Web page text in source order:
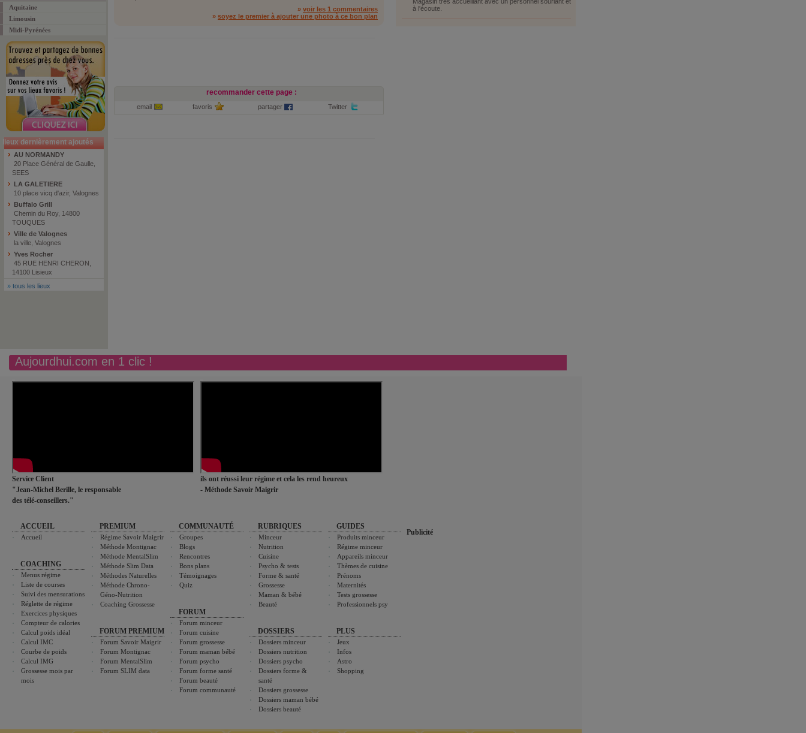
Aquitaine
Limousin
Midi-Pyrénées
lieux dernièrement ajoutés
AU NORMANDY
20 Place Général de Gaulle,
SEES
LA GALETIERE
10 place vicq d'azir, Valognes
Buffalo Grill
Chemin du Roy, 14800
TOUQUES
Ville de Valognes
la ville, Valognes
Yves Rocher
45 RUE HENRI CHERON,
14100 Lisieux
» tous les lieux
» voir les 1 commentaires
» soyez le premier à ajouter une photo à ce bon plan
recommander cette page :
email favoris partager Twitter
à l'écoute.
Aujourdhui.com en 1 clic !
Service Client
"Jean-Michel Berille, le responsable
des télé-conseillers."
ils ont réussi leur régime et cela les rend heureux
- Méthode Savoir Maigrir
ACCUEIL
Accueil
COACHING
Menus régime
Liste de courses
Suivi des mensurations
Réglette de régime
Exercices physiques
Compteur de calories
Calcul poids idéal
Calcul IMC
Courbe de poids
Calcul IMG
Grossesse mois par
mois
PREMIUM
Régime Savoir Maigrir
Méthode Montignac
Méthode MentalSlim
Méthode Slim Data
Méthodes Naturelles
Méthode Chrono-
Géno-Nutrition
Coaching Grossesse
FORUM PREMIUM
Forum Savoir Maigrir
Forum Montignac
Forum MentalSlim
Forum SLIM data
COMMUNAUTÉ
Groupes
Blogs
Rencontres
Bons plans
Témoignages
Quiz
FORUM
Forum minceur
Forum cuisine
Forum grossesse
Forum maman bébé
Forum psycho
Forum forme santé
Forum beauté
Forum communauté
RUBRIQUES
Minceur
Nutrition
Cuisine
Psycho & tests
Forme & santé
Grossesse
Maman & bébé
Beauté
DOSSIERS
Dossiers minceur
Dossiers nutrition
Dossiers psycho
Dossiers forme &
santé
Dossiers grossesse
Dossiers maman bébé
Dossiers beauté
GUIDES
Produits minceur
Régime minceur
Appareils minceur
Thèmes de cuisine
Prénoms
Maternités
Tests grossesse
Professionnels psy
PLUS
Jeux
Infos
Astro
Shopping
Publicité